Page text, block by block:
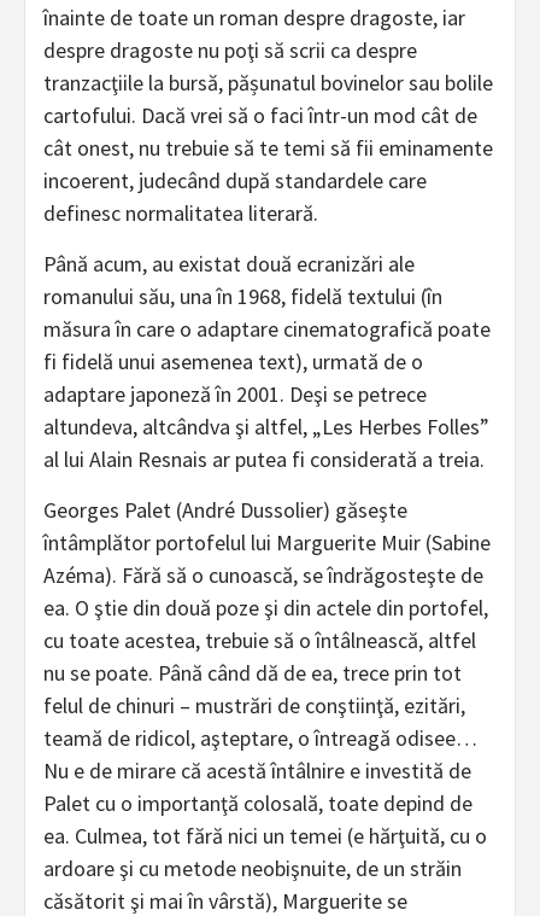
înainte de toate un roman despre dragoste, iar
despre dragoste nu poţi să scrii ca despre
tranzacţiile la bursă, pășunatul bovinelor sau bolile
cartofului. Dacă vrei să o faci într-un mod cât de
cât onest, nu trebuie să te temi să fii eminamente
incoerent, judecând după standardele care
definesc normalitatea literară.
Până acum, au existat două ecranizări ale
romanului său, una în 1968, fidelă textului (în
măsura în care o adaptare cinematografică poate
fi fidelă unui asemenea text), urmată de o
adaptare japoneză în 2001. Deşi se petrece
altundeva, altcândva şi altfel, „Les Herbes Folles”
al lui Alain Resnais ar putea fi considerată a treia.
Georges Palet (André Dussolier) găseşte
întâmplător portofelul lui Marguerite Muir (Sabine
Azéma). Fără să o cunoască, se îndrăgosteşte de
ea. O ştie din două poze şi din actele din portofel,
cu toate acestea, trebuie să o întâlnească, altfel
nu se poate. Până când dă de ea, trece prin tot
felul de chinuri – mustrări de conştiinţă, ezitări,
teamă de ridicol, aşteptare, o întreagă odisee…
Nu e de mirare că acestă întâlnire e investită de
Palet cu o importanţă colosală, toate depind de
ea. Culmea, tot fără nici un temei (e hărţuită, cu o
ardoare şi cu metode neobişnuite, de un străin
căsătorit şi mai în vârstă), Marguerite se